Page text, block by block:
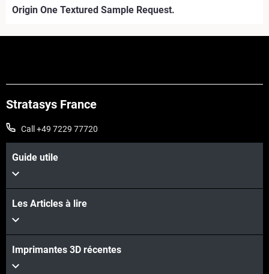
Voir plus
Origin One Textured Sample Request.
Stratasys France
Call +49 7229 77720
Guide utile
Les Articles à lire
Imprimantes 3D récentes